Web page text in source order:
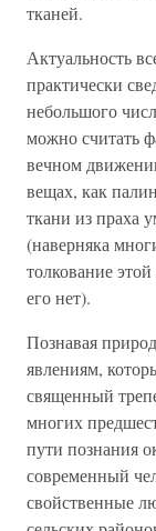
тканей.
Актуальность
практически
небольшого
можно считать
вечном
вещах, как
ткани из праха
(наверняка
толкование
его нет).
Познавая
явлениям,
священный
многих
пути познания
современный
свойственные